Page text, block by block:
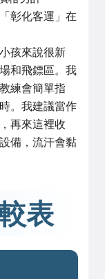
彰化客運」在
孩來說很新
和飛鏢區。我
練會簡單指
。我建議當作
再來這裡收
備，流汗會黏
表